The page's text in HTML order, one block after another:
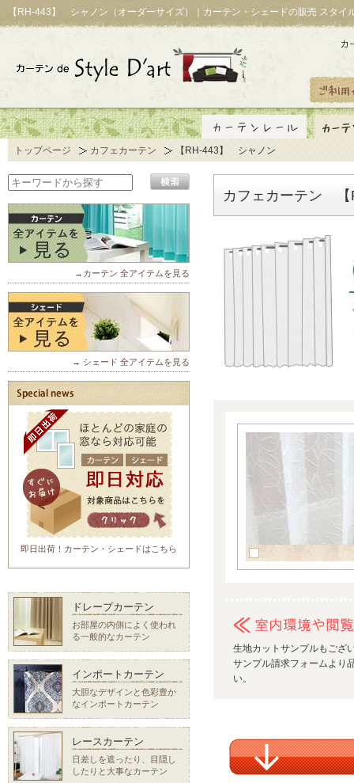
【RH-443】 シャノン（オーダーサイズ）｜カーテン・シェードの販売 スタイ
トップページ カフェカーテン 【RH-443】 シャノン
カフェカーテン
生地カットサンプルもござ
サンプル請求フォームより
い。
→カーテン 全アイテムを見る
→ シェード 全アイテムを見る
即日出荷！カーテン・シェードはこちら
ドレープカーテン
お部屋の内側によく使われ
る一般的なカーテン
インポートカーテン
大胆なデザインと色彩豊か
なインポートカーテン
レースカーテン
日差しを遮ったり、目隠し
したりと大事なカーテン